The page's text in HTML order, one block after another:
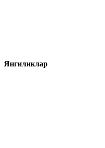
Янгиликлар